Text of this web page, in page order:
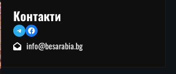
Контакти
TelegramFacebook
info@besarabia.bg